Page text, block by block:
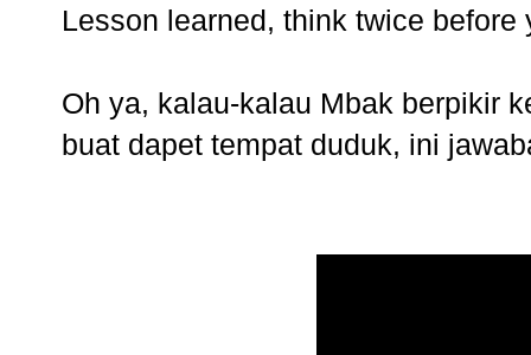
Lesson learned, think twice
Oh ya, kalau-kalau Mbak berpikir
buat dapet tempat duduk, ini